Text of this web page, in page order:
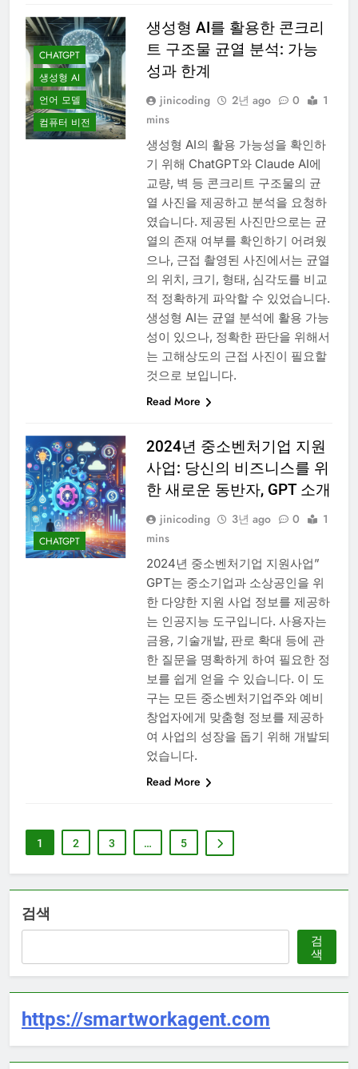
CHATGPT
생성형 AI
언어 모델
컴퓨터 비전
생성형 AI를 활용한 콘크리
트 구조물 균열 분석: 가능
성과 한계
jinicoding 2년 ago 0
1
mins
생성형 AI의 활용 가능성을 확인하
기 위해 ChatGPT와 Claude AI에
교량, 벽 등 콘크리트 구조물의 균
열 사진을 제공하고 분석을 요청하
였습니다. 제공된 사진만으로는 균
열의 존재 여부를 확인하기 어려웠
으나, 근접 촬영된 사진에서는 균열
의 위치, 크기, 형태, 심각도를 비교
적 정확하게 파악할 수 있었습니다.
생성형 AI는 균열 분석에 활용 가능
성이 있으나, 정확한 판단을 위해서
는 고해상도의 근접 사진이 필요할
것으로 보입니다.
Read More
CHATGPT
2024년 중소벤처기업 지원
사업: 당신의 비즈니스를 위
한 새로운 동반자, GPT 소개
jinicoding 3년 ago 0
1
mins
2024년 중소벤처기업 지원사업”
GPT는 중소기업과 소상공인을 위
한 다양한 지원 사업 정보를 제공하
는 인공지능 도구입니다. 사용자는
금융, 기술개발, 판로 확대 등에 관
한 질문을 명확하게 하여 필요한 정
보를 쉽게 얻을 수 있습니다. 이 도
구는 모든 중소벤처기업주와 예비
창업자에게 맞춤형 정보를 제공하
여 사업의 성장을 돕기 위해 개발되
었습니다.
Read More
1 2 3 … 5
검색
검
색
https://smartworkagent.com